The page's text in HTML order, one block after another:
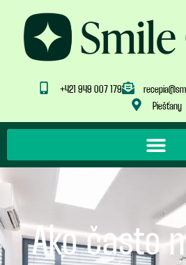
+421 949 007 179
Piešťany
Ako často